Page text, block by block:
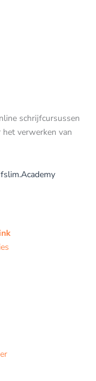
schrijfcursussen
verwerken van